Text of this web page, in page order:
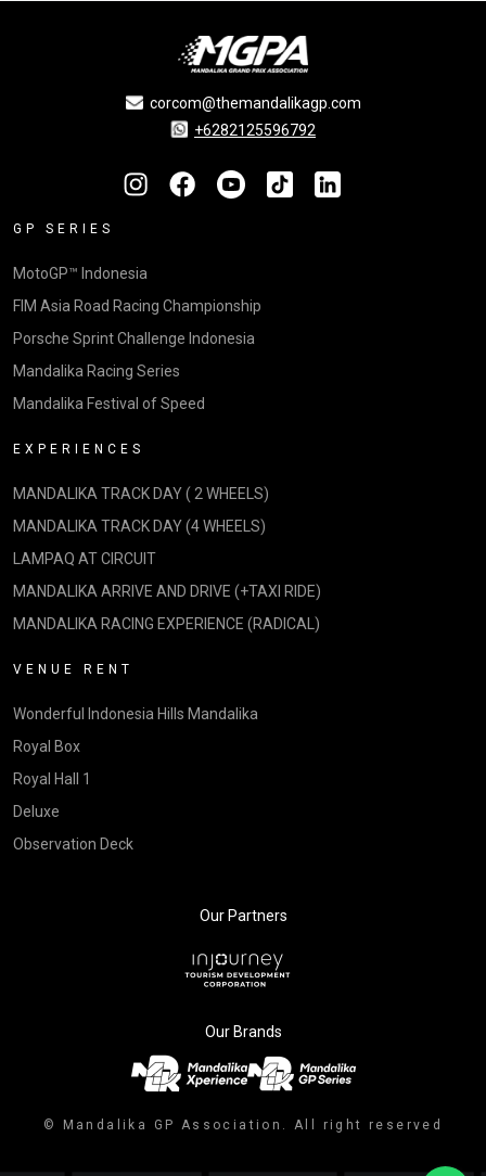
corcom@themandalikagp.com
+6282125596792
GP SERIES
MotoGP™ Indonesia
FIM Asia Road Racing Championship
Porsche Sprint Challenge Indonesia
Mandalika Racing Series
Mandalika Festival of Speed
EXPERIENCES
MANDALIKA TRACK DAY ( 2 WHEELS)
MANDALIKA TRACK DAY (4 WHEELS)
LAMPAQ AT CIRCUIT
MANDALIKA ARRIVE AND DRIVE (+TAXI RIDE)
MANDALIKA RACING EXPERIENCE (RADICAL)
VENUE RENT
Wonderful Indonesia Hills Mandalika
Royal Box
Royal Hall 1
Deluxe
Observation Deck
Our Partners
Our Brands
© Mandalika GP Association. All right reserved